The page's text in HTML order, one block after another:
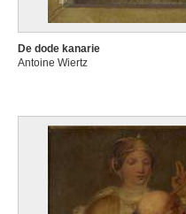
De dode kanarie
Antoine Wiertz